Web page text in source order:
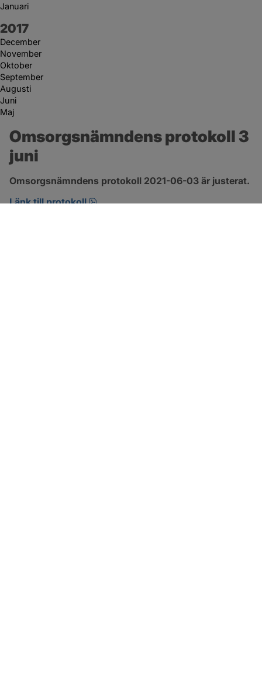
Januari
År:
2017
December
November
Oktober
September
Augusti
Juni
Maj
Omsorgsnämndens protokoll 3
juni
Omsorgsnämndens protokoll 2021-06-03 är justerat.
Länk till protokoll
pdf, 303.4 kB, öppnas i nytt fönster.